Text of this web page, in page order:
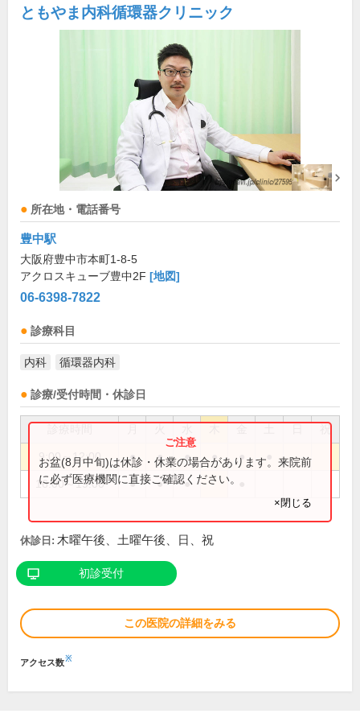
ともやま内科循環器クリニック
所在地・電話番号
豊中駅
大阪府豊中市本町1-8-5
アクロスキューブ豊中2F [地図]
06-6398-7822
診療科目
内科 循環器内科
診療/受付時間・休診日
祝
9:00～12:00 ● ● ● ● ●
16:00～19:00 ● ● ●
お盆(8月中旬)は休診・休業の場合があります。来院前
に必ず医療機関に直接ご確認ください。
×閉じる
休診日: 木曜午後、土曜午後、日、祝
初診受付
この医院の詳細をみる
アクセス数※